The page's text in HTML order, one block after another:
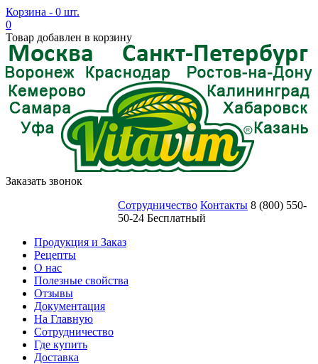
Корзина - 0 шт.
0
Товар добавлен в корзину
Заказать звонок
Сотрудничество Контакты 8 (800) 550-
50-24 Бесплатный
Продукция и Заказ
Рецепты
О нас
Полезные свойства
Отзывы
Документация
На Главную
Сотрудничество
Где купить
Доставка